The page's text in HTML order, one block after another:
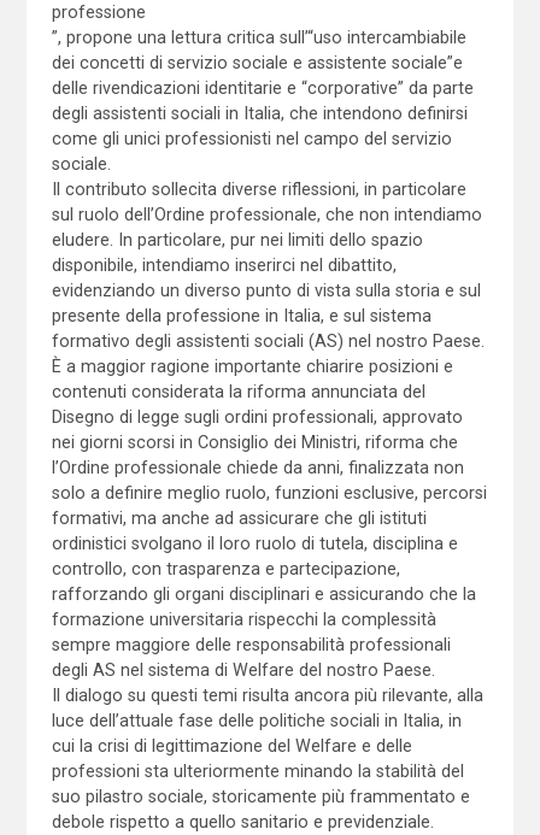
professione
”, propone una lettura critica sull’“uso intercambiabile
dei concetti di servizio sociale e assistente sociale”e
delle rivendicazioni identitarie e “corporative” da parte
degli assistenti sociali in Italia, che intendono definirsi
come gli unici professionisti nel campo del servizio
sociale.
Il contributo sollecita diverse riflessioni, in particolare
sul ruolo dell’Ordine professionale, che non intendiamo
eludere. In particolare, pur nei limiti dello spazio
disponibile, intendiamo inserirci nel dibattito,
evidenziando un diverso punto di vista sulla storia e sul
presente della professione in Italia, e sul sistema
formativo degli assistenti sociali (AS) nel nostro Paese.
È a maggior ragione importante chiarire posizioni e
contenuti considerata la riforma annunciata del
Disegno di legge sugli ordini professionali, approvato
nei giorni scorsi in Consiglio dei Ministri, riforma che
l’Ordine professionale chiede da anni, finalizzata non
solo a definire meglio ruolo, funzioni esclusive, percorsi
formativi, ma anche ad assicurare che gli istituti
ordinistici svolgano il loro ruolo di tutela, disciplina e
controllo, con trasparenza e partecipazione,
rafforzando gli organi disciplinari e assicurando che la
formazione universitaria rispecchi la complessità
sempre maggiore delle responsabilità professionali
degli AS nel sistema di Welfare del nostro Paese.
Il dialogo su questi temi risulta ancora più rilevante, alla
luce dell’attuale fase delle politiche sociali in Italia, in
cui la crisi di legittimazione del Welfare e delle
professioni sta ulteriormente minando la stabilità del
suo pilastro sociale, storicamente più frammentato e
debole rispetto a quello sanitario e previdenziale.